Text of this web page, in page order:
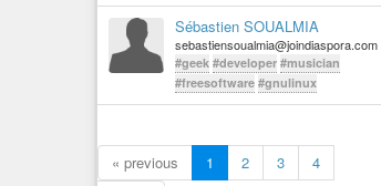
Sébastien SOUALMIA
sebastiensoualmia@joindiaspora.com
#geek #developer #musician
#freesoftware #gnulinux
« previous 1 2 3
4